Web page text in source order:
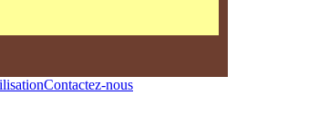
Contactez-nous